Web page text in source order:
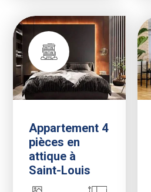
Appartement 4
pièces en
attique à
Saint-Louis